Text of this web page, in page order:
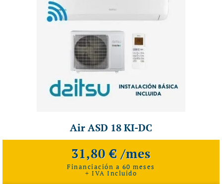
Air ASD 18 KI-DC
31,80 € /mes
Financiación a 60 meses
+ IVA Incluido